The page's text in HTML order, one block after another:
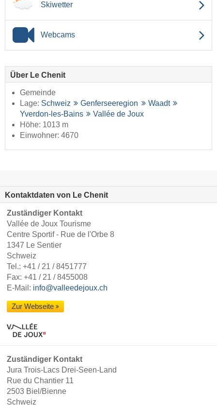
Skiwetter
Webcams
Über Le Chenit
Gemeinde
Lage: Schweiz Genferseeregion
Waadt
Yverdon-les-Bains
Vallée de Joux
Höhe: 1013 m
Einwohner: 4670
Kontaktdaten von Le Chenit
Zuständiger Kontakt
Vallée de Joux Tourisme
Centre Sportif - Rue de l'Orbe 8
1347 Le Sentier
Schweiz
Tel.: +41 / 21 / 8451777
Fax: +41 / 21 / 8455008
E-Mail: info@valleedejoux.ch
Zur Webseite
Zuständiger Kontakt
Jura Trois-Lacs Drei-Seen-Land
Rue du Chantier 11
2503 Biel/Bienne
Schweiz